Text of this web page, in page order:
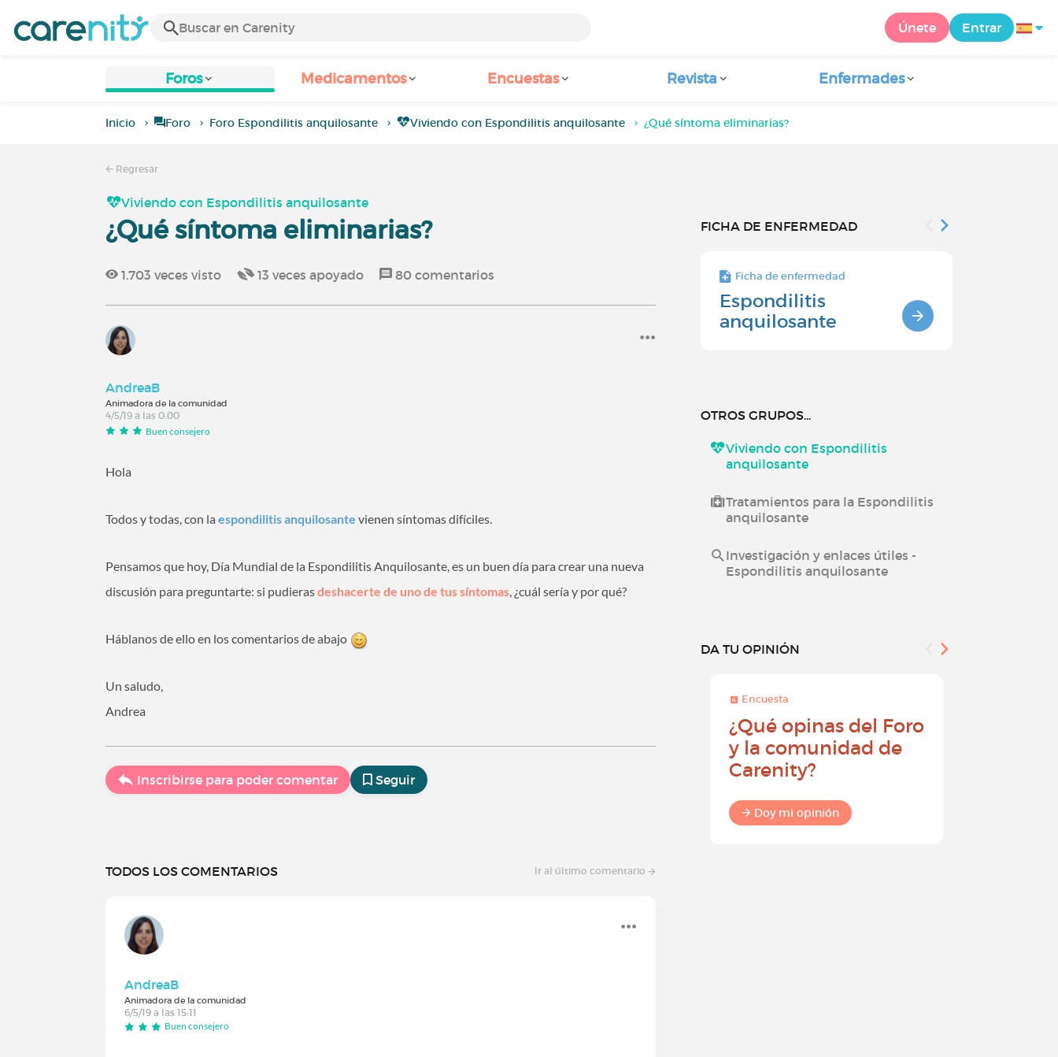
Únete Entrar
Foros Medicamentos Encuestas Revista Enfermades
Inicio Foro Foro Espondilitis anquilosante Viviendo con Espondilitis anquilosante ¿Qué síntoma eliminarias?
Regresar
Viviendo con Espondilitis anquilosante
¿Qué síntoma eliminarias?
1.703 veces visto 13 veces apoyado 80 comentarios
AndreaB
Animadora de la comunidad
4/5/19 a las 0:00
Buen consejero
Hola
Todos y todas, con laespondilitis anquilosante vienen síntomas difíciles.
Pensamos que hoy, Día Mundial de la Espondilitis Anquilosante, es un buen día para crear una nueva
discusión para preguntarte: si pudierasdeshacerte de uno de tus síntomas, ¿cuál sería y por qué?
Háblanos de ello en los comentarios de abajo
Un saludo,
Andrea
Inscribirse para poder comentar Seguir
TODOS LOS COMENTARIOS Ir al último comentario
AndreaB
Animadora de la comunidad
6/5/19 a las 15:11
Buen consejero
FICHA DE ENFERMEDAD
Ficha de enfermedad
Espondilitis
anquilosante
OTROS GRUPOS...
Viviendo con Espondilitis
anquilosante
Tratamientos para la Espondilitis
anquilosante
Investigación y enlaces útiles -
Espondilitis anquilosante
DA TU OPINIÓN
Encuesta
¿Qué opinas del Foro
y la comunidad de
Carenity?
Doy mi opinión